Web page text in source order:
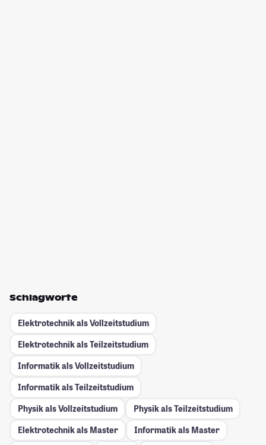
Schlagworte
Elektrotechnik als Vollzeitstudium
Elektrotechnik als Teilzeitstudium
Informatik als Vollzeitstudium
Informatik als Teilzeitstudium
Physik als Vollzeitstudium
Physik als Teilzeitstudium
Elektrotechnik als Master
Informatik als Master